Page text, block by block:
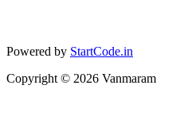
Powered by StartCode.in
Copyright © 2026 Vanmaram